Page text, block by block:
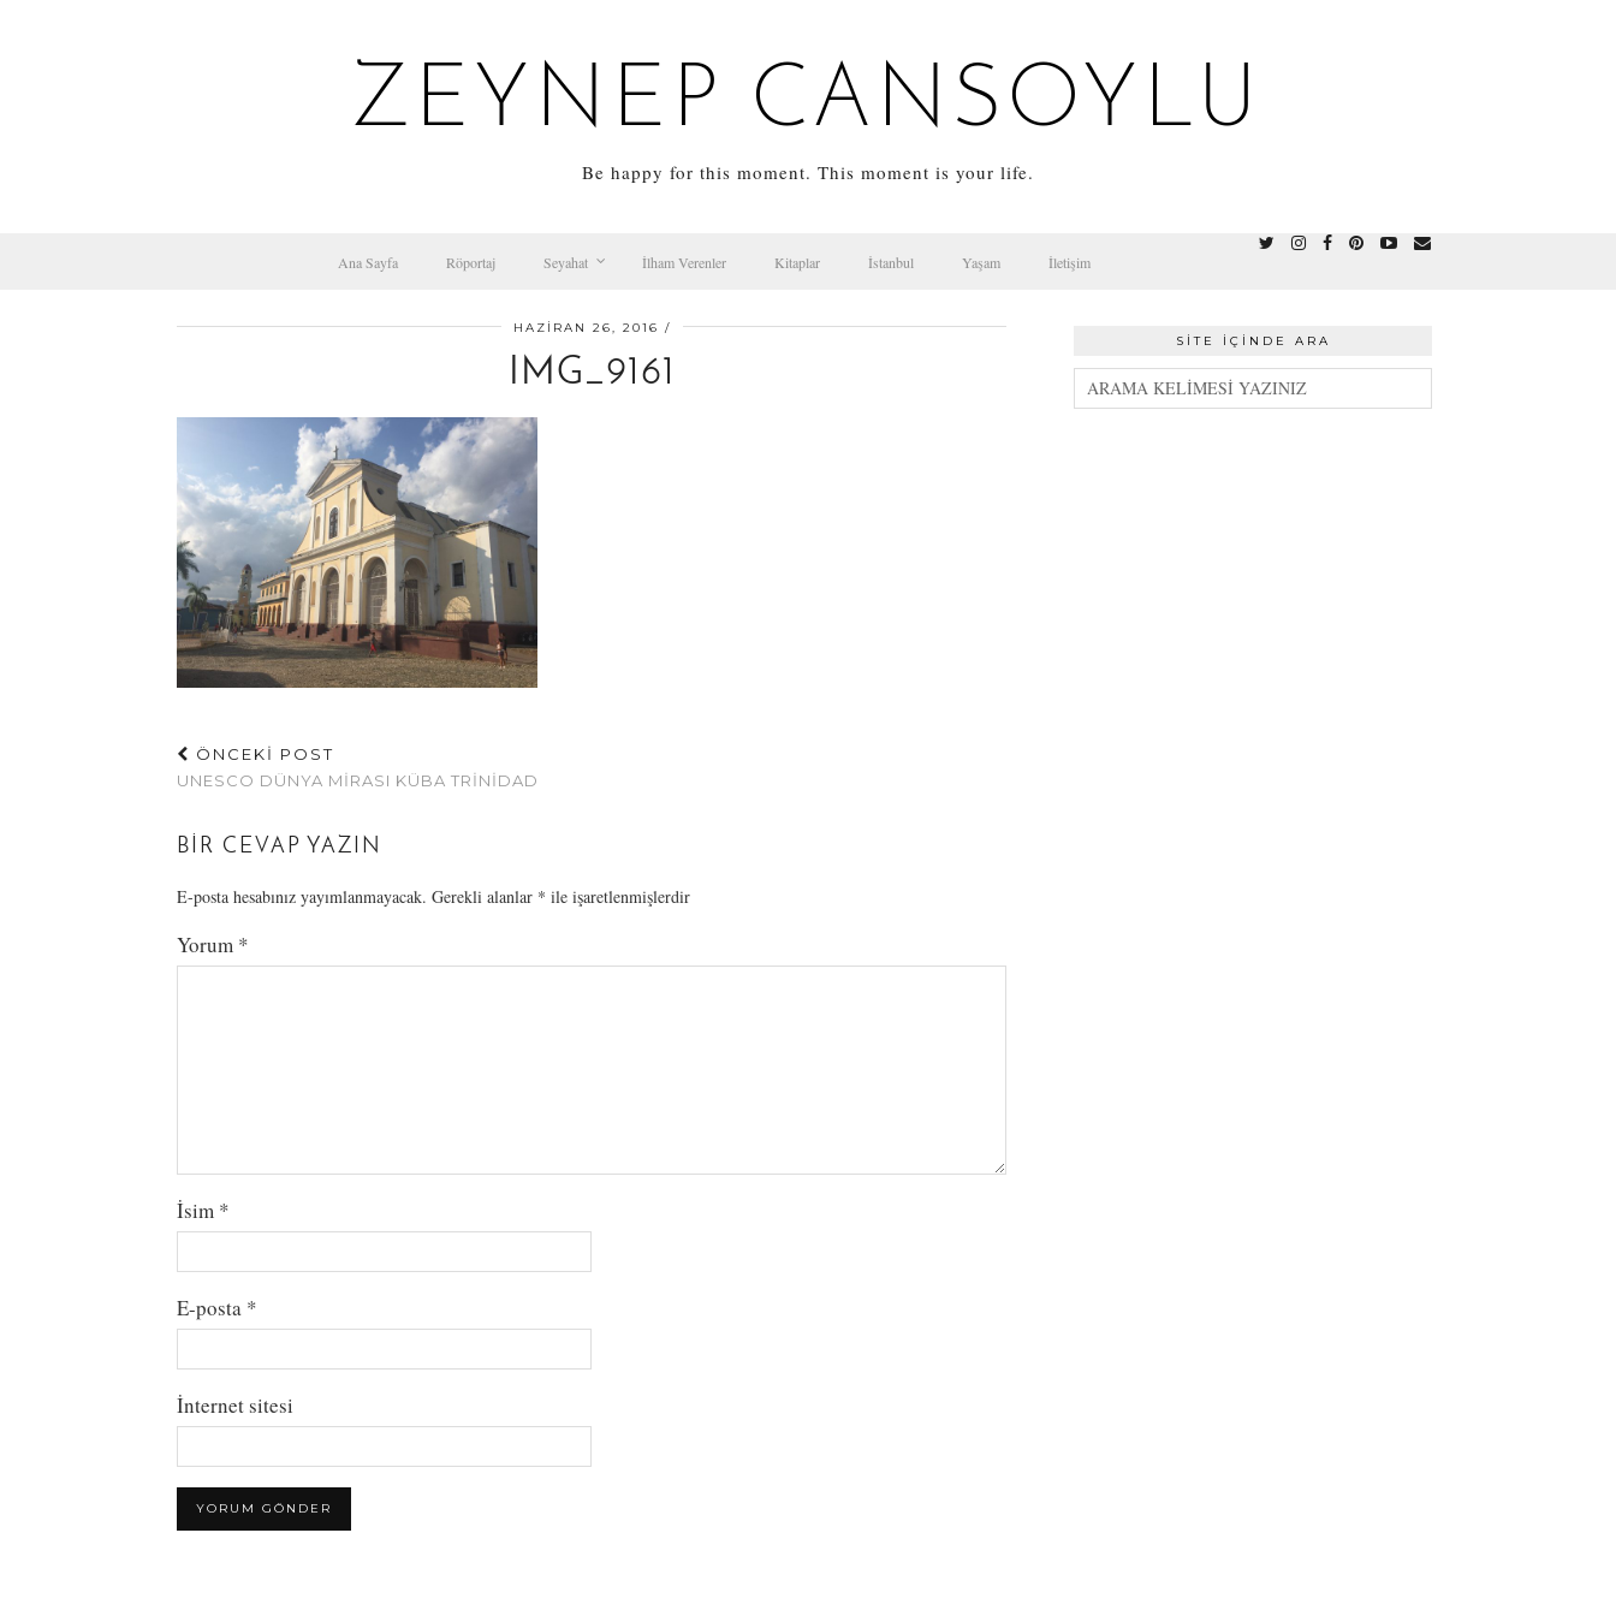
ZEYNEP CANSOYLU
Be happy for this moment. This moment is your life.
Ana Sayfa Röportaj Seyahat İlham Verenler Kitaplar İstanbul Yaşam İletişim
HAZIRAN 26, 2016
IMG_9161
ÖNCEKİ POST
UNESCO DÜNYA MIRASI KÜBA TRINIDAD
BIR CEVAP YAZIN
E-posta hesabınız yayımlanmayacak. Gerekli alanlar * ile işaretlenmişlerdir
Yorum *
İsim *
E-posta *
İnternet sitesi
SITE İÇINDE ARA